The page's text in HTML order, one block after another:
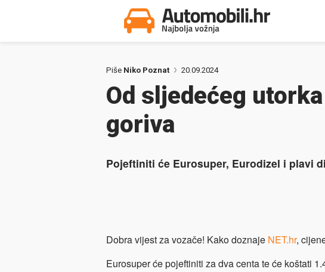
Piše Niko Poznat 20.09.2024
Od sljedećeg
goriva
Pojeftiniti će Eurosuper, Eurodizel i plavi
Dobra vijest za vozače! Kako doznaje NET.hr,
Eurosuper će pojeftiniti za dva centa te će koštati